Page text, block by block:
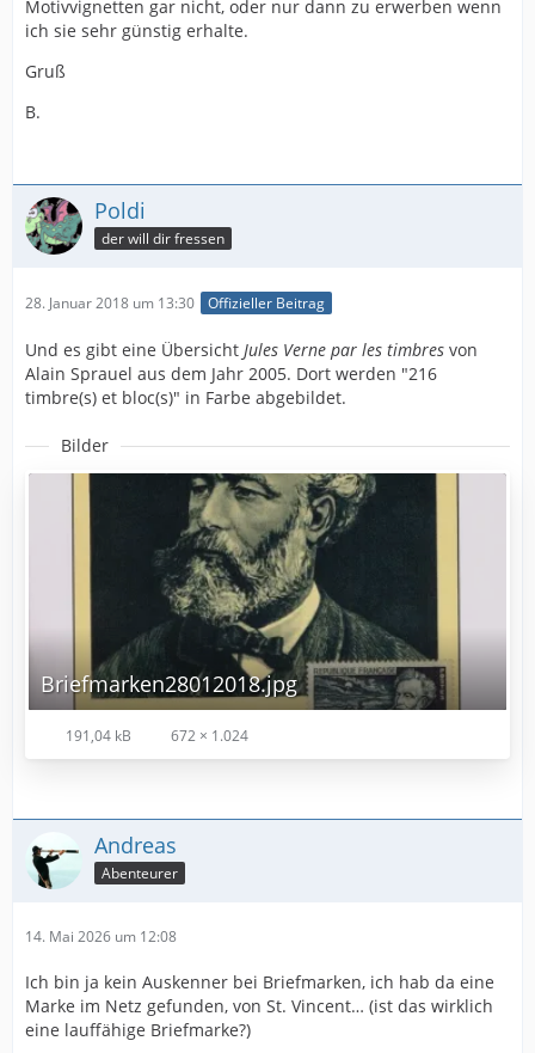
Motivvignetten gar nicht, oder nur dann zu erwerben wenn
ich sie sehr günstig erhalte.
Gruß
B.
Poldi
der will dir fressen
28. Januar 2018 um 13:30 Offizieller Beitrag
Und es gibt eine Übersicht Jules Verne par les timbres von
Alain Sprauel aus dem Jahr 2005. Dort werden "216
timbre(s) et bloc(s)" in Farbe abgebildet.
Bilder
Briefmarken28012018.jpg
191,04 kB 672 × 1.024
Andreas
Abenteurer
14. Mai 2026 um 12:08
Ich bin ja kein Auskenner bei Briefmarken, ich hab da eine
Marke im Netz gefunden, von St. Vincent… (ist das wirklich
eine lauffähige Briefmarke?)